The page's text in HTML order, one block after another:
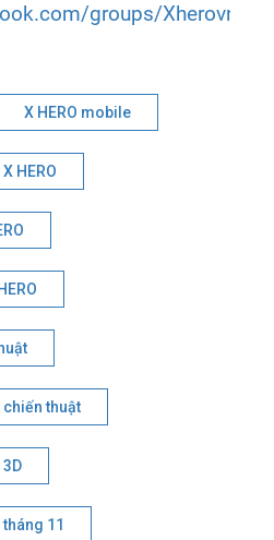
groups/Xherovn/
X HERO mobile
HERO
thuật
11